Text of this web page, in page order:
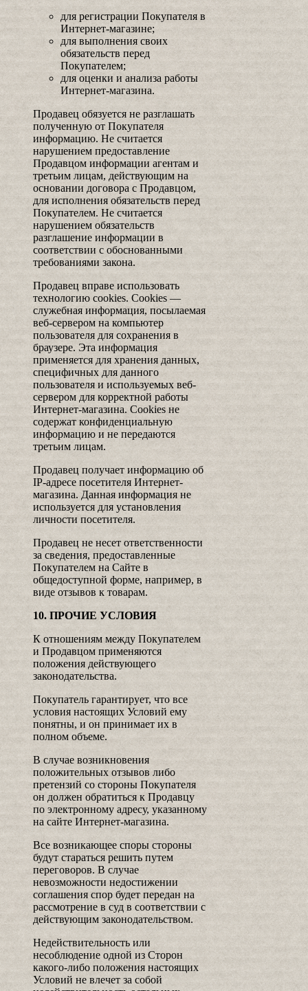
для регистрации Покупателя в
Интернет-магазине;
для выполнения своих
обязательств перед
Покупателем;
для оценки и анализа работы
Интернет-магазина.
Продавец обязуется не разглашать
полученную от Покупателя
информацию. Не считается
нарушением предоставление
Продавцом информации агентам и
третьим лицам, действующим на
основании договора с Продавцом,
для исполнения обязательств перед
Покупателем. Не считается
нарушением обязательств
разглашение информации в
соответствии с обоснованными
требованиями закона.
Продавец вправе использовать
технологию cookies. Cookies —
служебная информация, посылаемая
веб-сервером на компьютер
пользователя для сохранения в
браузере. Эта информация
применяется для хранения данных,
специфичных для данного
пользователя и используемых веб-
сервером для корректной работы
Интернет-магазина. Cookies не
содержат конфиденциальную
информацию и не передаются
третьим лицам.
Продавец получает информацию об
IP-адресе посетителя Интернет-
магазина. Данная информация не
используется для установления
личности посетителя.
Продавец не несет ответственности
за сведения, предоставленные
Покупателем на Сайте в
общедоступной форме, например, в
виде отзывов к товарам.
10. ПРОЧИЕ УСЛОВИЯ
К отношениям между Покупателем
и Продавцом применяются
положения действующего
законодательства.
Покупатель гарантирует, что все
условия настоящих Условий ему
понятны, и он принимает их в
полном объеме.
В случае возникновения
положительных отзывов либо
претензий со стороны Покупателя
он должен обратиться к Продавцу
по электронному адресу, указанному
на сайте Интернет-магазина.
Все возникающее споры стороны
будут стараться решить путем
переговоров. В случае
невозможности недостижении
соглашения спор будет передан на
рассмотрение в суд в соответствии с
действующим законодательством.
Недействительность или
несоблюдение одной из Сторон
какого-либо положения настоящих
Условий не влечет за собой